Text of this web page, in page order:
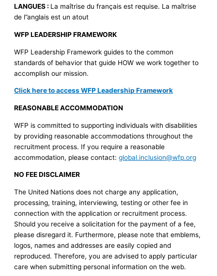
LANGUES : La maîtrise du français est requise. La maîtrise
de l”anglais est un atout
WFP LEADERSHIP FRAMEWORK
WFP Leadership Framework guides to the common
standards of behavior that guide HOW we work together to
accomplish our mission.
Click here to access WFP Leadership Framework
REASONABLE ACCOMMODATION
WFP is committed to supporting individuals with disabilities
by providing reasonable accommodations throughout the
recruitment process. If you require a reasonable
accommodation, please contact:global.inclusion@wfp.org
NO FEE DISCLAIMER
The United Nations does not charge any application,
processing, training, interviewing, testing or other fee in
connection with the application or recruitment process.
Should you receive a solicitation for the payment of a fee,
please disregard it. Furthermore, please note that emblems,
logos, names and addresses are easily copied and
reproduced. Therefore, you are advised to apply particular
care when submitting personal information on the web.